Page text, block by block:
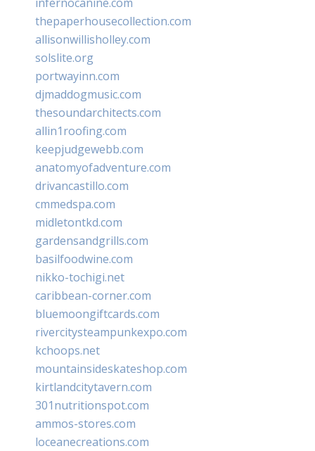
thepaperhousecollection.com
allisonwillisholley.com
solslite.org
portwayinn.com
djmaddogmusic.com
thesoundarchitects.com
allin1roofing.com
keepjudgewebb.com
anatomyofadventure.com
drivancastillo.com
cmmedspa.com
midletontkd.com
gardensandgrills.com
basilfoodwine.com
nikko-tochigi.net
caribbean-corner.com
bluemoongiftcards.com
rivercitysteampunkexpo.com
kchoops.net
mountainsideskateshop.com
kirtlandcitytavern.com
301nutritionspot.com
ammos-stores.com
loceanecreations.com